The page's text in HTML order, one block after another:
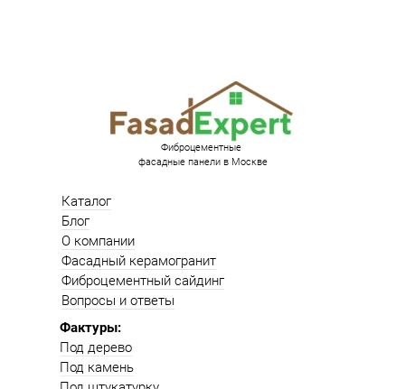
Фактуры:
Под дерево
Под камень
Каталог
Блог
О компании
Фасадный керамогранит
Фиброцементный сайдинг
Вопросы и ответы
Фиброцементные
фасадные панели в Москве